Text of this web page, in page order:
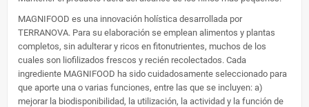
MAGNIFOOD es una innovación holística desarrollada por
TERRANOVA. Para su elaboración se emplean alimentos y plantas
completos, sin adulterar y ricos en fitonutrientes, muchos de los
cuales son liofilizados frescos y recién recolectados. Cada
ingrediente MAGNIFOOD ha sido cuidadosamente seleccionado para
que aporte una o varias funciones, entre las que se incluyen: a)
mejorar la biodisponibilidad, la utilización, la actividad y la función de